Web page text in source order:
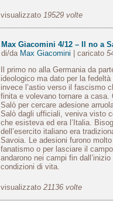
visualizzato 19529 volte
Max Giacomini 4/12 – Il no a
di/da Max Giacomini | caricato
Il primo no alla Germania da
ideologico ma dato per la
invece l’astio verso il fascismo
finita e volevano tornare a casa.
Salò per cercare adesione
Salò dagli ufficiali, veniva visto
che esisteva ed era l’Italia.
dell’esercito italiano era
Savoia. Le adesioni furono
fanatismo o per lasciare il
andarono nei campi fin
condizioni di vita.
visualizzato 21136 volte